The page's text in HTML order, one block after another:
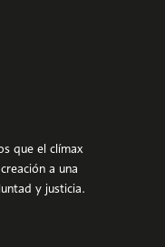
que el clímax
a una
y justicia.